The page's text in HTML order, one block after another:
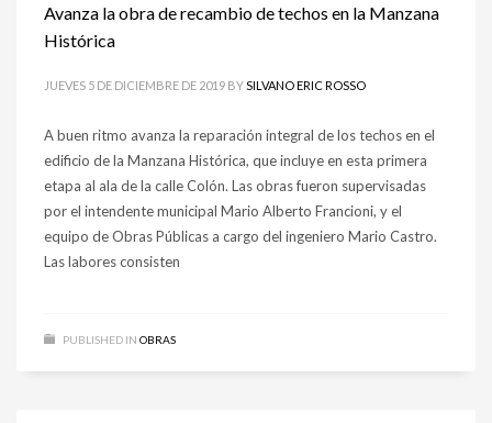
Avanza la obra de recambio de techos en la Manzana
Histórica
JUEVES 5 DE DICIEMBRE DE 2019 BYSILVANO ERIC ROSSO
A buen ritmo avanza la reparación integral de los techos en el
edificio de la Manzana Histórica, que incluye en esta primera
etapa al ala de la calle Colón. Las obras fueron supervisadas
por el intendente municipal Mario Alberto Francioni, y el
equipo de Obras Públicas a cargo del ingeniero Mario Castro.
Las labores consisten
PUBLISHED IN OBRAS